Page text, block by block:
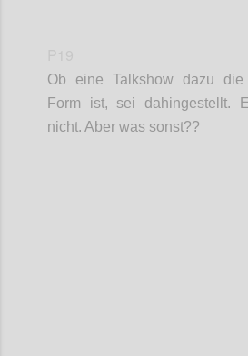
Ob eine Talkshow dazu die
Form ist, sei dahingestellt.
nicht. Aber was sonst??